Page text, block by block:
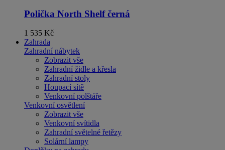
Polička North Shelf černá
1 535 Kč
Zahrada
Zahradní nábytek
Zobrazit vše
Zahradní židle a křesla
Zahradní stoly
Houpací sítě
Venkovní polštáře
Venkovní osvětlení
Zobrazit vše
Venkovní svítidla
Zahradní světelné řetězy
Solární lampy